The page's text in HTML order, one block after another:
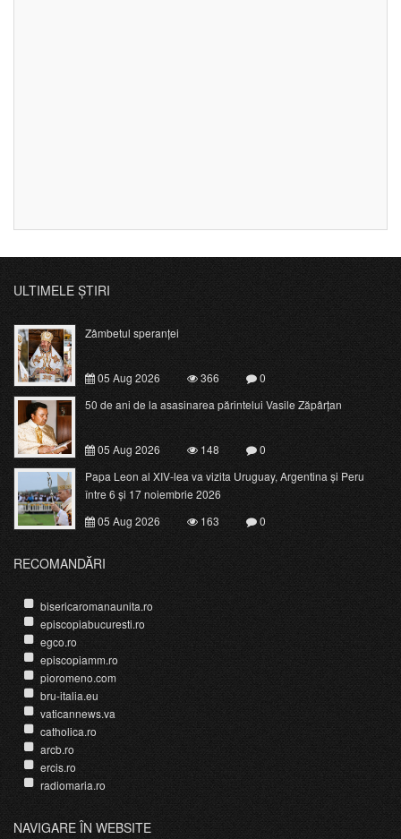
ULTIMELE ȘTIRI
Zâmbetul speranței
05 Aug 2026 366
0
50 de ani de la asasinarea părintelui Vasile Zăpârțan
05 Aug 2026 148
0
Papa Leon al XIV-lea va vizita Uruguay, Argentina și Peru
între 6 și 17 noiembrie 2026
05 Aug 2026
163 0
RECOMANDĂRI
bisericaromanaunita.ro
episcopiabucuresti.ro
egco.ro
episcopiamm.ro
pioromeno.com
bru-italia.eu
vaticannews.va
catholica.ro
arcb.ro
ercis.ro
radiomaria.ro
NAVIGARE ÎN WEBSITE